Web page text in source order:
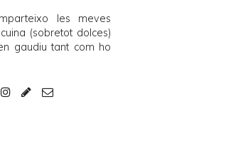
les meves
(sobretot dolces)
gaudiu tant com ho